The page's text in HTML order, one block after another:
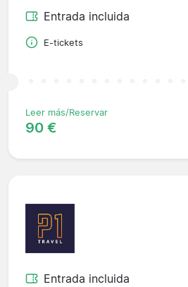
Entrada incluida
E-tickets
Leer más/Reservar
90 €
Entrada incluida